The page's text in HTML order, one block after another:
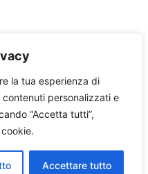
la tua esperienza di
personalizzati e
“Accetta tutti”,
Accettare tutto